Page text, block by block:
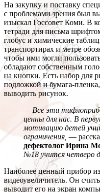
На закупку и поставку
с проблемами зрения был
изыскал Госсовет Коми. В
тетради для письма
глобус и химические
транспортирах и метре
чтобы ими могли
обладают собственным
на кнопки. Есть набор для
подложкой и бумага-
выводить рисунок.
— Все эти
ценны для нас. В
мотивацию детей
ограничения, —
дефектолог Ирина
№18 учится четверо
Наиболее ценный прибор
видеоувеличитель. Он
выводит его на экран